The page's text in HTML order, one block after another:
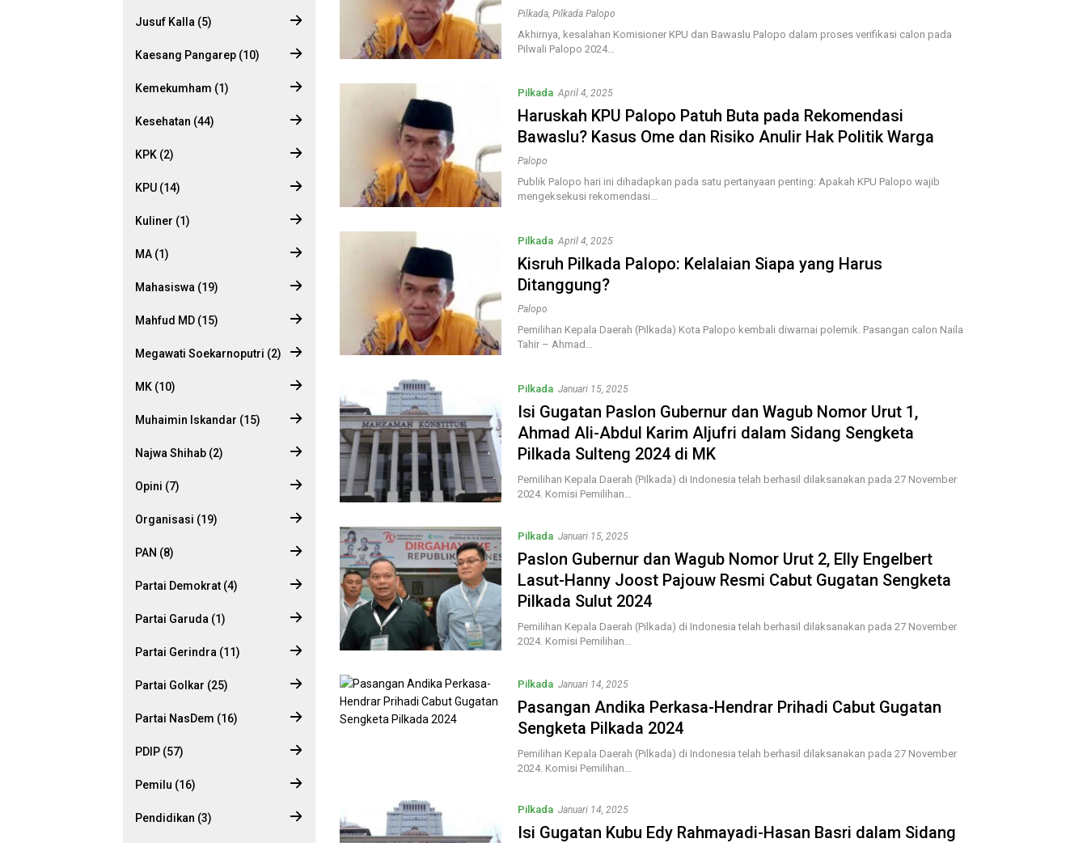
Jusuf Kalla (5)
Kaesang Pangarep (10)
Kemekumham (1)
Kesehatan (44)
KPK (2)
KPU (14)
Kuliner (1)
MA (1)
Mahasiswa (19)
Mahfud MD (15)
Megawati Soekarnoputri (2)
MK (10)
Muhaimin Iskandar (15)
Najwa Shihab (2)
Opini (7)
Organisasi (19)
PAN (8)
Partai Demokrat (4)
Partai Garuda (1)
Partai Gerindra (11)
Partai Golkar (25)
Partai NasDem (16)
PDIP (57)
Pemilu (16)
Pendidikan (3)
Pilkada ,Pilkada Palopo
Akhirnya, kesalahan Komisioner KPU dan Bawaslu Palopo dalam proses verifikasi calon pada
Pilwali Palopo 2024…
Pilkada April 4, 2025
Haruskah KPU Palopo Patuh Buta pada Rekomendasi
Bawaslu? Kasus Ome dan Risiko Anulir Hak Politik Warga
Palopo
Publik Palopo hari ini dihadapkan pada satu pertanyaan penting: Apakah KPU Palopo wajib
mengeksekusi rekomendasi…
Pilkada April 4, 2025
Kisruh Pilkada Palopo: Kelalaian Siapa yang Harus
Ditanggung?
Palopo
Pemilihan Kepala Daerah (Pilkada) Kota Palopo kembali diwarnai polemik. Pasangan calon Naila
Tahir – Ahmad…
Pilkada Januari 15, 2025
Isi Gugatan Paslon Gubernur dan Wagub Nomor Urut 1,
Ahmad Ali-Abdul Karim Aljufri dalam Sidang Sengketa
Pilkada Sulteng 2024 di MK
Pemilihan Kepala Daerah (Pilkada) di Indonesia telah berhasil dilaksanakan pada 27 November
2024. Komisi Pemilihan…
Pilkada Januari 15, 2025
Paslon Gubernur dan Wagub Nomor Urut 2, Elly Engelbert
Lasut-Hanny Joost Pajouw Resmi Cabut Gugatan Sengketa
Pilkada Sulut 2024
Pemilihan Kepala Daerah (Pilkada) di Indonesia telah berhasil dilaksanakan pada 27 November
2024. Komisi Pemilihan…
Pilkada Januari 14, 2025
Pasangan Andika Perkasa-Hendrar Prihadi Cabut Gugatan
Sengketa Pilkada 2024
Pemilihan Kepala Daerah (Pilkada) di Indonesia telah berhasil dilaksanakan pada 27 November
2024. Komisi Pemilihan…
Pilkada Januari 14, 2025
Isi Gugatan Kubu Edy Rahmayadi-Hasan Basri dalam Sidang